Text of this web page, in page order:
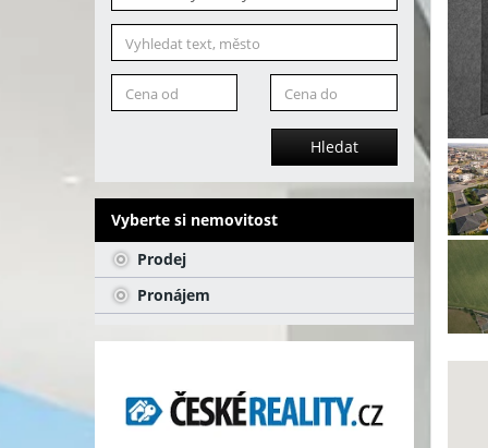
Hledat
Vyberte si nemovitost
Prodej
Pronájem